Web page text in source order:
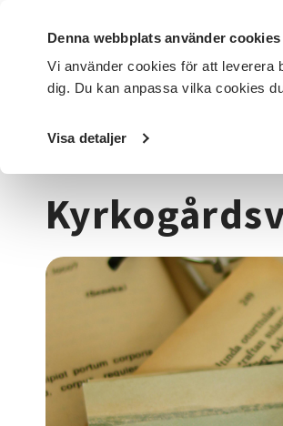
Denna webbplats använder cookies
Vi använder cookies för att leverera
dig. Du kan anpassa vilka cookies
Visa detaljer
DET HÄR GÖR VI FÖR DIG SOM SÖK
Startsida / Kurser och evenemang